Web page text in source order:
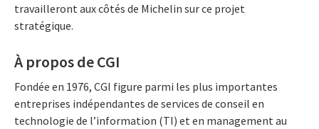
travailleront aux côtés de Michelin sur ce projet
stratégique.
À propos de CGI
Fondée en 1976, CGI figure parmi les plus importantes
entreprises indépendantes de services de conseil en
technologie de l’information (TI) et en management au